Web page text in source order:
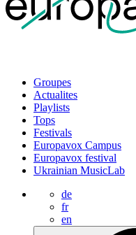
Groupes
Actualites
Playlists
Tops
Festivals
Europavox Campus
Europavox festival
Ukrainian MusicLab
de
fr
en